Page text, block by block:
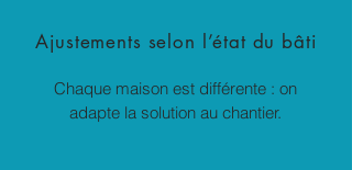
Ajustements selon l’état du bâti
Chaque maison est différente : on
adapte la solution au chantier.